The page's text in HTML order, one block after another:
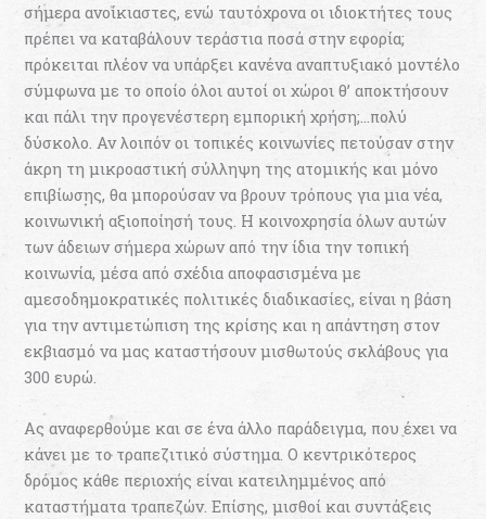
σήµερα ανοίκιαστες, ενώ ταυτόχρονα οι ιδιοκτήτες τους
πρέπει να καταβάλουν τεράστια ποσά στην εφορία;
πρόκειται πλέον να υπάρξει κανένα αναπτυξιακό µοντέλο
σύμφωνα με το οποίο όλοι αυτοί οι χώροι θ’ αποκτήσουν
και πάλι την προγενέστερη εµπορική χρήση;…πολύ
δύσκολο. Αν λοιπόν οι τοπικές κοινωνίες πετούσαν στην
άκρη τη µικροαστική σύλληψη της ατοµικής και µόνο
επιβίωσης, θα µπορούσαν να βρουν τρόπους για µια νέα,
κοινωνική αξιοποίησή τους. Η κοινοχρησία όλων αυτών
των άδειων σήµερα χώρων από την ίδια την τοπική
κοινωνία, µέσα από σχέδια αποφασισµένα µε
αµεσοδηµοκρατικές πολιτικές διαδικασίες, είναι η βάση
για την αντιµετώπιση της κρίσης και η απάντηση στον
εκβιασµό να µας καταστήσουν µισθωτούς σκλάβους για
300 ευρώ.
Ας αναφερθούµε και σε ένα άλλο παράδειγµα, που έχει να
κάνει µε το τραπεζιτικό σύστηµα. Ο κεντρικότερος
δρόµος κάθε περιοχής είναι κατειληµµένος από
καταστήµατα τραπεζών. Επίσης, µισθοί και συντάξεις